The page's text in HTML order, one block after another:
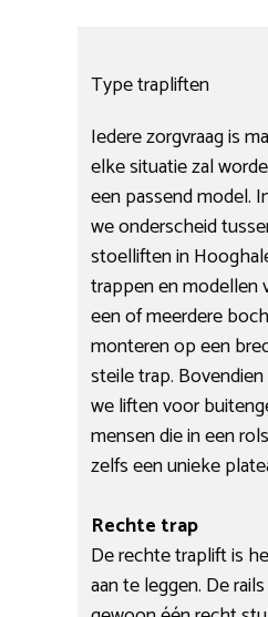
Type trapliften
Iedere zorgvraag is
elke situatie zal
een passend model.
we onderscheid
stoelliften in
trappen en
een of meerdere
monteren op een
steile trap.
we liften voor
mensen die in een
zelfs een unieke
Rechte trap
De rechte traplift is
aan te leggen. De